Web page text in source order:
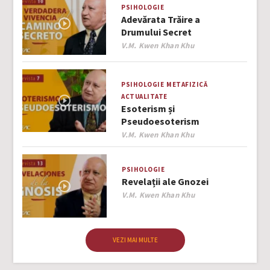
PSIHOLOGIE
Adevărata Trăire a
Drumului Secret
Author
V.M. Kwen Khan Khu
PSIHOLOGIE METAFIZICĂ
ACTUALITATE
Esoterism și
Pseudoesoterism
Author
V.M. Kwen Khan Khu
PSIHOLOGIE
Revelații ale Gnozei
Author
V.M. Kwen Khan Khu
VEZI MAI MULTE